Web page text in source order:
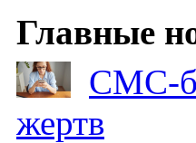
Главные
СМС-
жертв